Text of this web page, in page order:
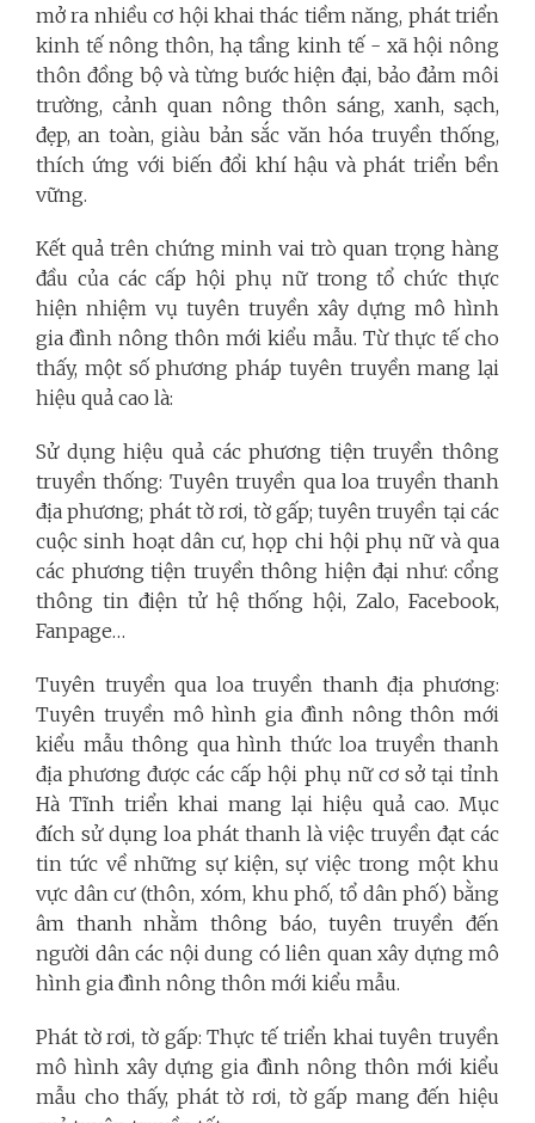
mở ra nhiều cơ hội khai thác tiềm năng, phát triển
kinh tế nông thôn, hạ tầng kinh tế - xã hội nông
thôn đồng bộ và từng bước hiện đại, bảo đảm môi
trường, cảnh quan nông thôn sáng, xanh, sạch,
đẹp, an toàn, giàu bản sắc văn hóa truyền thống,
thích ứng với biến đổi khí hậu và phát triển bền
vững.
Kết quả trên chứng minh vai trò quan trọng hàng
đầu của các cấp hội phụ nữ trong tổ chức thực
hiện nhiệm vụ tuyên truyền xây dựng mô hình
gia đình nông thôn mới kiểu mẫu. Từ thực tế cho
thấy, một số phương pháp tuyên truyền mang lại
hiệu quả cao là:
Sử dụng hiệu quả các phương tiện truyền thông
truyền thống: Tuyên truyền qua loa truyền thanh
địa phương; phát tờ rơi, tờ gấp; tuyên truyền tại các
cuộc sinh hoạt dân cư, họp chi hội phụ nữ và qua
các phương tiện truyền thông hiện đại như: cổng
thông tin điện tử hệ thống hội, Zalo, Facebook,
Fanpage…
Tuyên truyền qua loa truyền thanh địa phương:
Tuyên truyền mô hình gia đình nông thôn mới
kiểu mẫu thông qua hình thức loa truyền thanh
địa phương được các cấp hội phụ nữ cơ sở tại tỉnh
Hà Tĩnh triển khai mang lại hiệu quả cao. Mục
đích sử dụng loa phát thanh là việc truyền đạt các
tin tức về những sự kiện, sự việc trong một khu
vực dân cư (thôn, xóm, khu phố, tổ dân phố) bằng
âm thanh nhằm thông báo, tuyên truyền đến
người dân các nội dung có liên quan xây dựng mô
hình gia đình nông thôn mới kiểu mẫu.
Phát tờ rơi, tờ gấp: Thực tế triển khai tuyên truyền
mô hình xây dựng gia đình nông thôn mới kiểu
mẫu cho thấy, phát tờ rơi, tờ gấp mang đến hiệu